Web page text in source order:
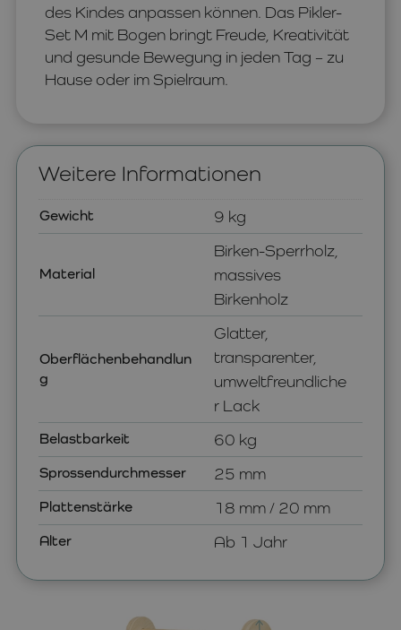
des Kindes anpassen können. Das Pikler-
Set M mit Bogen bringt Freude, Kreativität
und gesunde Bewegung in jeden Tag – zu
Hause oder im Spielraum.
Weitere Informationen
Gewicht 9 kg
Material
Birken-Sperrholz,
massives
Birkenholz
Oberflächenbehandlun
g
Glatter,
transparenter,
umweltfreundliche
r Lack
Belastbarkeit 60 kg
Sprossendurchmesser 25 mm
Plattenstärke 18 mm / 20 mm
Alter Ab 1 Jahr